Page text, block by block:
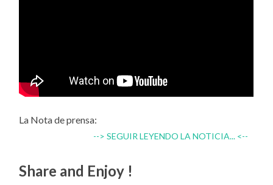
La Nota de prensa:
--> SEGUIR LEYENDO LA NOTICIA... <--
Share and Enjoy !